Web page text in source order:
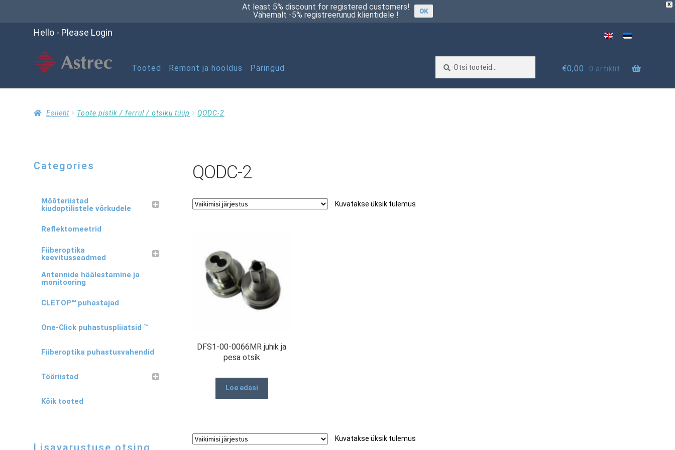
X
At least 5% discount for registered customers!
Vähemalt -5% registreerunud klientidele !
OK
Hello - Please Login
Tooted Remont ja hooldus Päringud
RMA taotluse vorm Tooted
€0,00 0 artiklit
Esileht Toote pistik / ferrul / otsiku tüüp QODC-2
QODC-2
Kuvatakse üksik tulemus
DFS1-00-0066MR juhik ja
pesa otsik
Loe edasi
Kuvatakse üksik tulemus
Categories
Mõõteriistad
kiudoptilistele võrkudele
Reflektomeetrid
Fiiberoptika
keevitusseadmed
Antennide häälestamine ja
monitooring
CLETOP™ puhastajad
One-Click puhastuspliiatsid ™
Fiiberoptika puhastusvahendid
Tööriistad
Kõik tooted
Lisavarustuse otsing